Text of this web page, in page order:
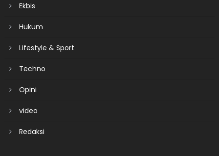
Ekbis
Hukum
Lifestyle & Sport
Techno
Opini
video
Redaksi